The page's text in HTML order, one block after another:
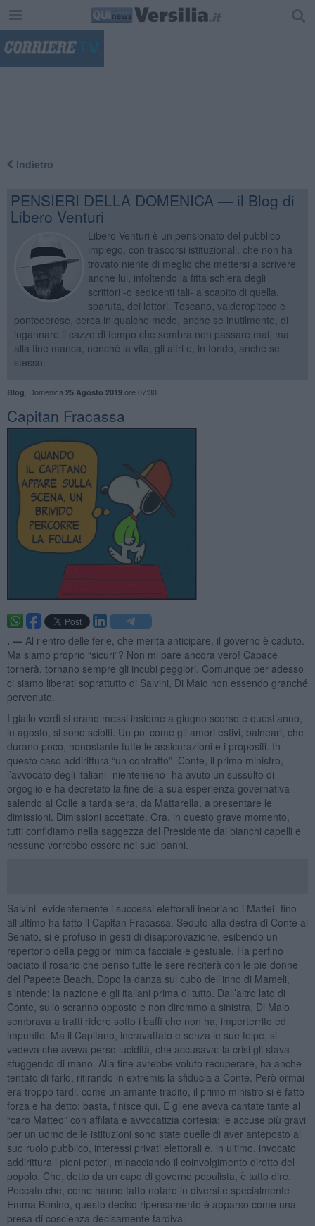
Indietro
PENSIERI DELLA DOMENICA — il Blog di
Libero Venturi
Libero Venturi è un pensionato del pubblico
impiego, con trascorsi istituzionali, che non ha
trovato niente di meglio che mettersi a scrivere
anche lui, infoltendo la fitta schiera degli
scrittori -o sedicenti tali- a scapito di quella,
sparuta, dei lettori. Toscano, valderopiteco e
pontederese, cerca in qualche modo, anche se inutilmente, di
ingannare il cazzo di tempo che sembra non passare mai, ma
alla fine manca, nonché la vita, gli altri e, in fondo, anche se
stesso.
Blog Domenica 25 Agosto 2019ore 07:30
​Capitan Fracassa
. — Al rientro delle ferie, che merita anticipare, il governo è caduto.
Ma siamo proprio “sicuri”? Non mi pare ancora vero! Capace
tornerà, tornano sempre gli incubi peggiori. Comunque per adesso
ci siamo liberati soprattutto di Salvini, Di Maio non essendo granché
pervenuto.
I giallo verdi si erano messi insieme a giugno scorso e quest’anno,
in agosto, si sono sciolti. Un po’ come gli amori estivi, balneari, che
durano poco, nonostante tutte le assicurazioni e i propositi. In
questo caso addirittura “un contratto”. Conte, il primo ministro,
l’avvocato degli italiani -nientemeno- ha avuto un sussulto di
orgoglio e ha decretato la fine della sua esperienza governativa
salendo al Colle a tarda sera, da Mattarella, a presentare le
dimissioni. Dimissioni accettate. Ora, in questo grave momento,
tutti confidiamo nella saggezza del Presidente dai bianchi capelli e
nessuno vorrebbe essere nei suoi panni.
Salvini -evidentemente i successi elettorali inebriano i Mattei- fino
all’ultimo ha fatto il Capitan Fracassa. Seduto alla destra di Conte al
Senato, si è profuso in gesti di disapprovazione, esibendo un
repertorio della peggior mimica facciale e gestuale. Ha perfino
baciato il rosario che penso tutte le sere reciterà con le pie donne
del Papeete Beach. Dopo la danza sul cubo dell’inno di Mameli,
s’intende: la nazione e gli italiani prima di tutto. Dall’altro lato di
Conte, sullo scranno opposto e non diremmo a sinistra, Di Maio
sembrava a tratti ridere sotto i baffi che non ha, imperterrito ed
impunito. Ma il Capitano, incravattato e senza le sue felpe, si
vedeva che aveva perso lucidità, che accusava: la crisi gli stava
sfuggendo di mano. Alla fine avrebbe voluto recuperare, ha anche
tentato di farlo, ritirando in extremis la sfiducia a Conte. Però ormai
era troppo tardi, come un amante tradito, il primo ministro si è fatto
forza e ha detto: basta, finisce qui. E gliene aveva cantate tante al
“caro Matteo” con affilata e avvocatizia cortesia: le accuse più gravi
per un uomo delle istituzioni sono state quelle di aver anteposto al
suo ruolo pubblico, interessi privati elettorali e, in ultimo, invocato
addirittura i pieni poteri, minacciando il coinvolgimento diretto del
popolo. Che, detto da un capo di governo populista, è tutto dire.
Peccato che, come hanno fatto notare in diversi e specialmente
Emma Bonino, questo deciso ripensamento è apparso come una
presa di coscienza decisamente tardiva.